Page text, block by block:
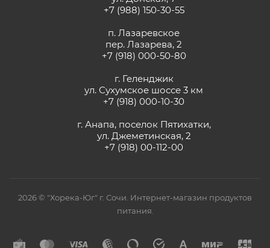
+7 (988) 150-30-55
п. Лазаревское
пер. Лазарева, 2
+7 (918) 000-50-80
г. Геленджик
ул. Сухумское шоссе 3 км
+7 (918) 000-10-30
г. Анапа, поселок Пятихатки,
ул. Джеметинская, 2
+7 (918) 00-112-00
2026 © "Хорека-Юг" г. Сочи. Интернет-магазин продуктов
питания.